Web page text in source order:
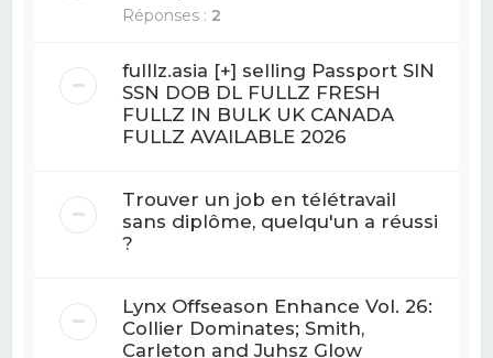
Réponses : 2
fulllz.asia [+] selling Passport SIN
SSN DOB DL FULLZ FRESH
FULLZ IN BULK UK CANADA
FULLZ AVAILABLE 2026
Trouver un job en télétravail
sans diplôme, quelqu'un a réussi
?
Lynx Offseason Enhance Vol. 26:
Collier Dominates; Smith,
Carleton and Juhsz Glow